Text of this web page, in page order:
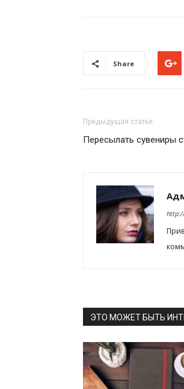
Share
Предыдущая статья
Пересылать сувениры
ЭТО МОЖЕТ БЫТЬ